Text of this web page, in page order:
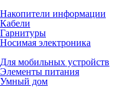
Накопители информации
Кабели
Гарнитуры
Носимая электроника
Для мобильных устройств
Элементы питания
Умный дом